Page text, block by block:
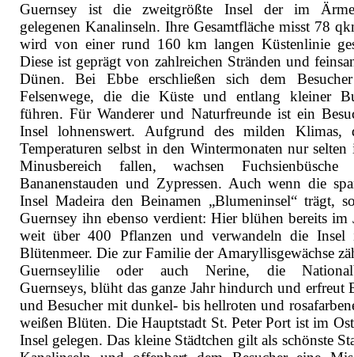
Guernsey ist die zweitgrößte Insel der im
gelegenen Kanalinseln. Ihre Gesamtfläche misst 78
wird von einer rund 160 km langen Küstenlinie
Diese ist geprägt von zahlreichen Stränden und
Dünen. Bei Ebbe erschließen sich dem
Felsenwege, die die Küste und entlang kleiner
führen. Für Wanderer und Naturfreunde ist ein
Insel lohnenswert. Aufgrund des milden Klimas,
Temperaturen selbst in den Wintermonaten nur selten
Minusbereich fallen, wachsen Fuchsienbüsche
Bananenstauden und Zypressen. Auch wenn die
Insel Madeira den Beinamen „Blumeninsel“ trägt,
Guernsey ihn ebenso verdient: Hier blühen bereits im
weit über 400 Pflanzen und verwandeln die Insel
Blütenmeer. Die zur Familie der Amaryllisgewächse
Guernseylilie oder auch Nerine, die
Guernseys, blüht das ganze Jahr hindurch und erfreut
und Besucher mit dunkel- bis hellroten und
weißen Blüten. Die Hauptstadt St. Peter Port ist im
Insel gelegen. Das kleine Städtchen gilt als schönste